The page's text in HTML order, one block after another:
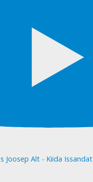
Joosep Alt - Kiida Issandat